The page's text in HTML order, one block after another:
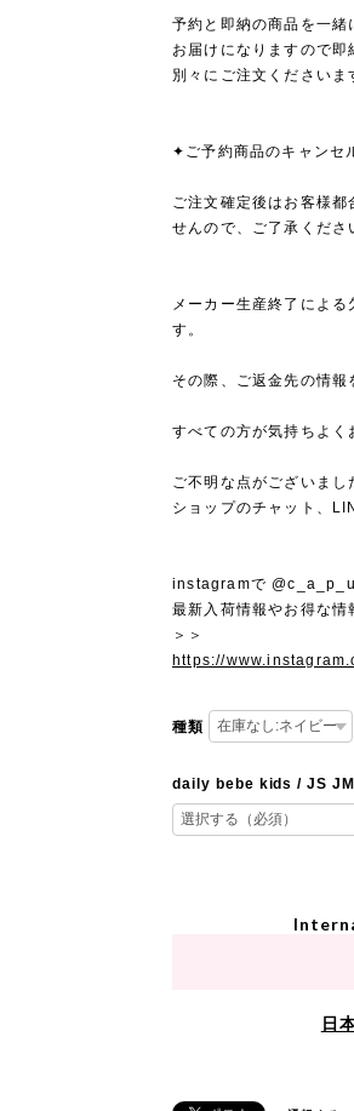
予約と即納の商品を一
お届けになりますので即
別々にご注文くださいま
✦ご予約商品のキャンセ
ご注文確定後はお客様都
せんので、ご了承くださ
メーカー生産終了によ
す。
その際、ご返金先の情報
すべての方が気持ちよく
ご不明な点がございまし
ショップのチャット、
instagramで
最新入荷情報やお得な情
＞＞
https://
種類
daily bebe kids / JS
日